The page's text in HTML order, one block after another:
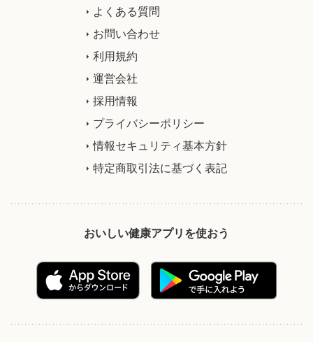
よくある質問
お問い合わせ
利用規約
運営会社
採用情報
プライバシーポリシー
情報セキュリティ基本方針
特定商取引法に基づく表記
おいしい健康アプリを使おう